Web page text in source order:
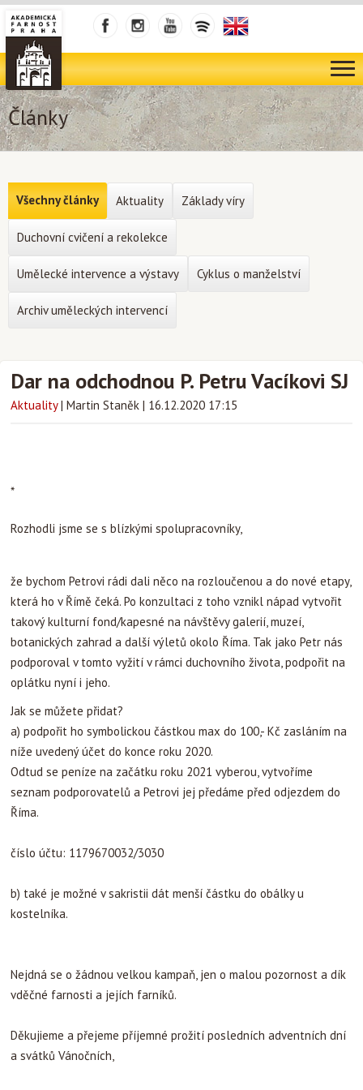
Články
Dar na odchodnou P. Petru Vacíkovi SJ
Aktuality | Martin Staněk | 16.12.2020 17:15
*
Rozhodli jsme se s blízkými spolupracovníky,
že bychom Petrovi rádi dali něco na rozloučenou a do nové etapy,
která ho v Římě čeká. Po konzultaci z toho vznikl nápad vytvořit
takový kulturní fond/kapesné na návštěvy galerií, muzeí,
botanických zahrad a další výletů okolo Říma. Tak jako Petr nás
podporoval v tomto vyžití v rámci duchovního života, podpořit na
oplátku nyní i jeho.
Jak se můžete přidat?
a) podpořit ho symbolickou částkou max do 100,- Kč zasláním na
níže uvedený účet do konce roku 2020.
Odtud se peníze na začátku roku 2021 vyberou, vytvoříme
seznam podporovatelů a Petrovi jej předáme před odjezdem do
Říma.
číslo účtu: 1179670032/3030
b) také je možné v sakristii dát menší částku do obálky u
kostelníka.
Nejdná se o žádnou velkou kampaň, jen o malou pozornost a dík
vděčné farnosti a jejích farníků.
Děkujieme a přejeme příjemné prožití posledních adventních dní
a svátků Vánočních,
Všechny články Aktuality Základy víry
Duchovní cvičení a rekolekce
Umělecké intervence a výstavy Cyklus o manželství
Archiv uměleckých intervencí